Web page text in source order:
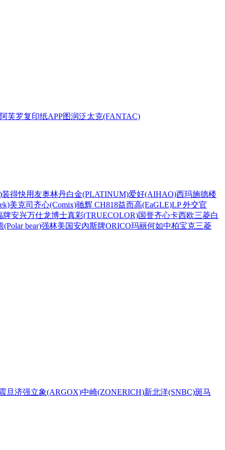
阿芙罗复印纸APP图润泛太克(FANTAC)
装得快用友奥林丹白金(PLATINUM)爱好(AIHAO)西玛施德楼
美克司 齐心(Comix)驰辉 CH818益而高(EaGLE)LP 外交官
牌安兴万仕龙博士真彩(TRUECOLOR)国誉齐心卡西欧三菱白
(Polar bear)强林美国安內斯牌ORICO玛丽何如中柏宝克三菱
旦济强立象(ARGOX)中崎(ZONERICH)新北洋(SNBC)斑马